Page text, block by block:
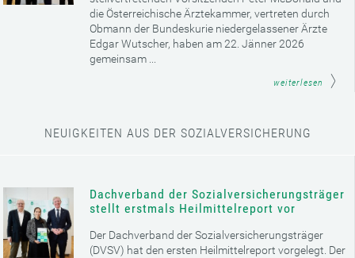
die Österreichische Ärztekammer, vertreten durch
Obmann der Bundeskurie niedergelassener Ärzte
Edgar Wutscher, haben am 22. Jänner 2026
gemeinsam ...
weiterlesen
NEUIGKEITEN AUS DER SOZIALVERSICHERUNG
Dachverband der Sozialversicherungsträger
stellt erstmals Heilmittelreport vor
Der Dachverband der Sozialversicherungsträger
(DVSV) hat den ersten Heilmittelreport vorgelegt. Der